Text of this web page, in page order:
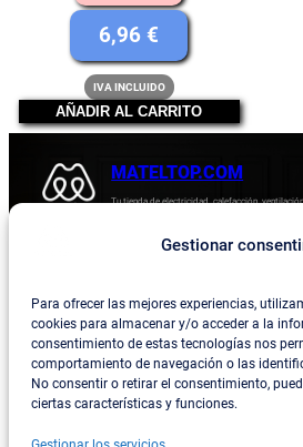
Gestionar
Para ofrecer las mejores experiencias,
cookies para almacenar y/o acceder a la
consentimiento de estas tecnologías nos
comportamiento de navegación o las
No consentir o retirar el consentimiento,
ciertas características y funciones.
precio
original
era:
8,20 €.
6,96€
El
precio
actual
es:
6,96 €.
IVA INCLUIDO
AÑADIR AL CARRITO
MATELTOP.COM
Tu tienda de electricidad, calefacción,
Blog
Privacidad
Política de
Política de
Términos y
Contacta con